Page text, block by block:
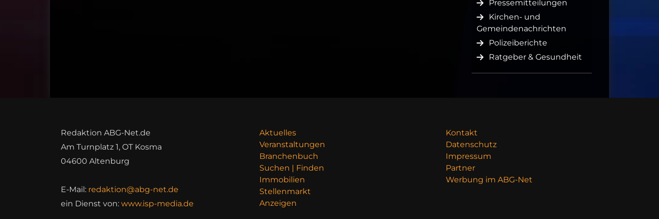
Pressemitteilungen
Kirchen- und
Gemeindenachrichten
Polizeiberichte
Ratgeber & Gesundheit
Redaktion ABG-Net.de
Am Turnplatz 1, OT Kosma
04600 Altenburg
E-Mail: redaktion@abg-net.de
ein Dienst von: www.isp-media.de
Aktuelles
Veranstaltungen
Branchenbuch
Suchen | Finden
Immobilien
Stellenmarkt
Anzeigen
Kontakt
Datenschutz
Impressum
Partner
Werbung im ABG-Net